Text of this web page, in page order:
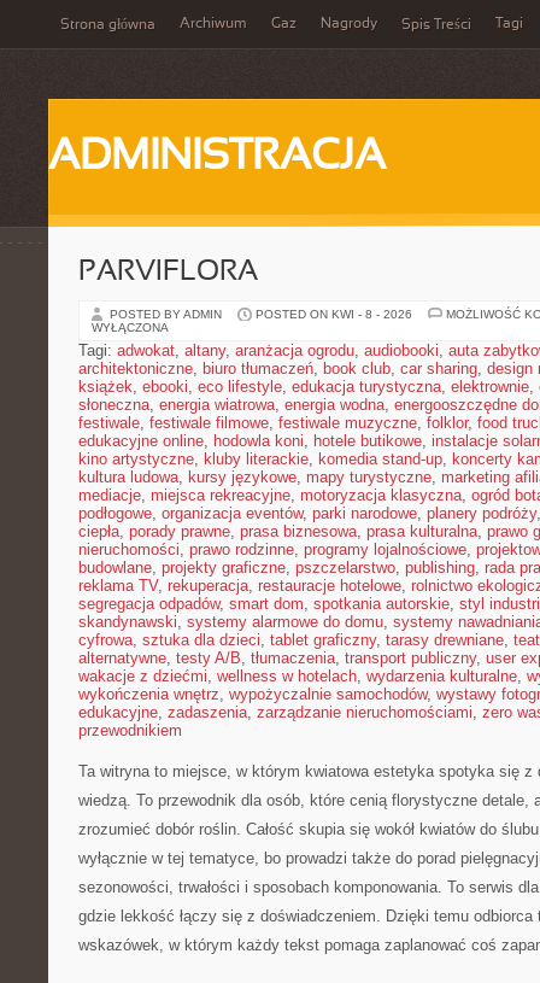
Strona główna Archiwum Gaz Nagrody Spis Treści Tagi
ADMINISTRACJA
PARVIFLORA
POSTED BY ADMIN POSTED ON KWI - 8 - 2026
MOŻLIWOŚĆ
WYŁĄCZONA
Tagi: adwokat, altany, aranżacja ogrodu, audiobooki, auta
architektoniczne, biuro tłumaczeń, book club, car sharing, design
książek, ebooki, eco lifestyle, edukacja turystyczna, elektrownie,
słoneczna, energia wiatrowa, energia wodna, energooszczędne
festiwale, festiwale filmowe, festiwale muzyczne, folklor, food
edukacyjne online, hodowla koni, hotele butikowe, instalacje
kino artystyczne, kluby literackie, komedia stand-up, koncerty
kultura ludowa, kursy językowe, mapy turystyczne, marketing
mediacje, miejsca rekreacyjne, motoryzacja klasyczna, ogród
podłogowe, organizacja eventów, parki narodowe, planery podróży
ciepła, porady prawne, prasa biznesowa, prasa kulturalna, prawo
nieruchomości, prawo rodzinne, programy lojalnościowe,
budowlane, projekty graficzne, pszczelarstwo, publishing, rada
reklama TV, rekuperacja, restauracje hotelowe, rolnictwo
segregacja odpadów, smart dom, spotkania autorskie, styl
skandynawski, systemy alarmowe do domu, systemy
cyfrowa, sztuka dla dzieci, tablet graficzny, tarasy drewniane,
alternatywne, testy A/B, tłumaczenia, transport publiczny, user
wakacje z dziećmi, wellness w hotelach, wydarzenia kulturalne,
wykończenia wnętrz, wypożyczalnie samochodów, wystawy
edukacyjne, zadaszenia, zarządzanie nieruchomościami, zero
przewodnikiem
Ta witryna to miejsce, w którym kwiatowa estetyka spotyka się z
wiedzą. To przewodnik dla osób, które cenią florystyczne detale,
zrozumieć dobór roślin. Całość skupia się wokół kwiatów do
wyłącznie w tej tematyce, bo prowadzi także do porad
sezonowości, trwałości i sposobach komponowania. To serwis
gdzie lekkość łączy się z doświadczeniem. Dzięki temu odbiorca
wskazówek, w którym każdy tekst pomaga zaplanować coś